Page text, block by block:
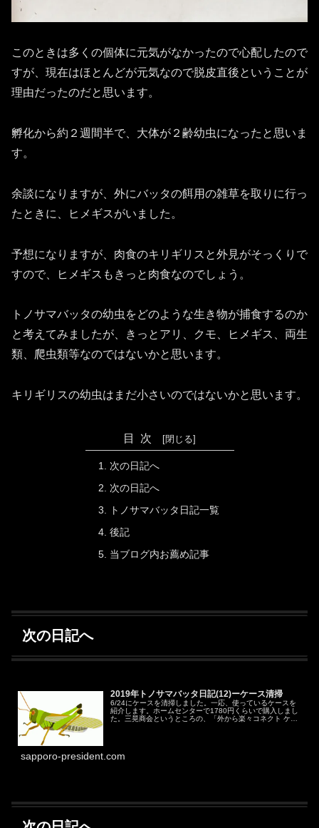
このときは多くの個体に元気がなかったので心配したので
すが、現在はほとんどが元気なので脱皮直後ということが
理由だったのだと思います。
孵化から約２週間半で、大体が２齢幼虫になったと思いま
す。
余談になりますが、外にバッタの餌用の雑草を取りに行っ
たときに、ヒメギスがいました。
予想になりますが、肉食のキリギリスと外見がそっくりで
すので、ヒメギスもきっと肉食なのでしょう。
トノサマバッタの幼虫をどのような生き物が捕食するのか
と考えてみましたが、きっとアリ、クモ、ヒメギス、両生
類、爬虫類等なのではないかと思います。
キリギリスの幼虫はまだ小さいのではないかと思います。
目次
次の日記へ
次の日記へ
トノサマバッタ日記一覧
後記
当ブログ内お薦め記事
次の日記へ
2019年トノサマバッタ日記(12)ーケース清掃
6/24にケースを清掃しました。一応、使っているケースを
紹介します。ホームセンターで1780円くらいで購入しまし
た。三晃商会というところの、「外から楽々コネクト ケー
sapporo-president.com